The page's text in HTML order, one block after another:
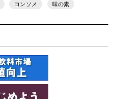
コンソメ 味の素